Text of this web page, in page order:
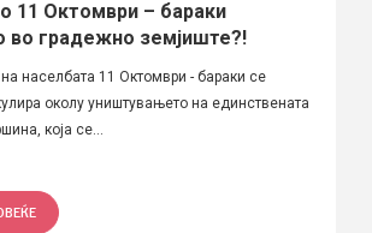
11 Октомври – бараки
во градежно земјиште?!
на населбата 11 Октомври - бараки се
околу уништувањето на единствената
која се...